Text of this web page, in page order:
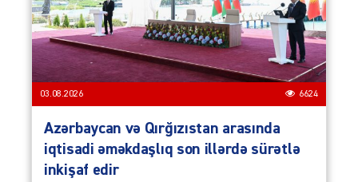
03.08.2026 6624
Azərbaycan və Qırğızıstan arasında
iqtisadi əməkdaşlıq son illərdə sürətlə
inkişaf edir